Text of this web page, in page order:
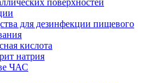
поверхностей
для дезинфекции пищевого
кислота
натрия
ЧАС